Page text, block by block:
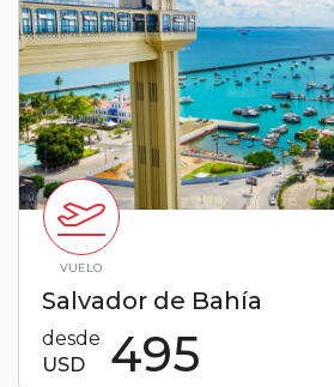
VUELO
Salvador de Bahía
desde
USD
495